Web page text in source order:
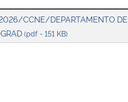
CCNE/DEPARTAMENTO
(pdf - 151 KB)